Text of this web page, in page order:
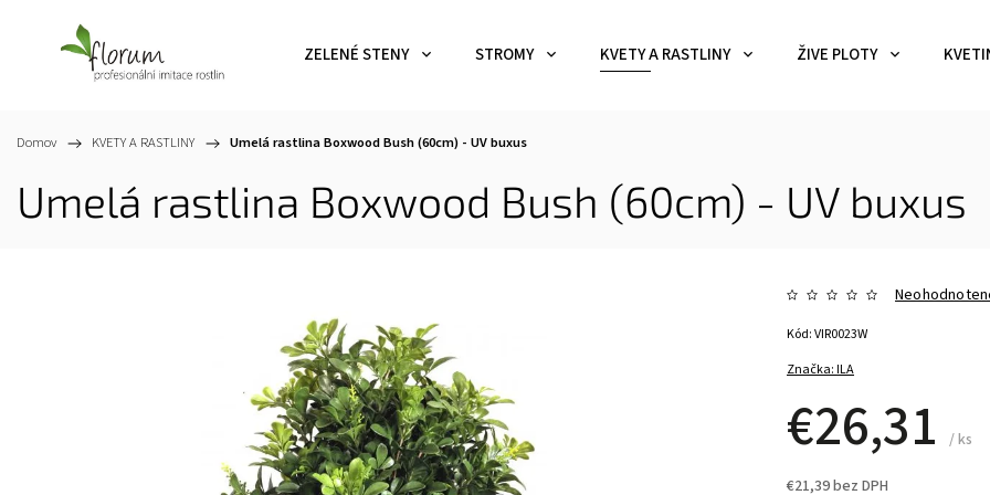
ZELENÉ STENY STROMY KVETY A RASTLINY ŽIVE PLOTY
Domov / KVETY A RASTLINY / Umelá rastlina Boxwood Bush (60cm) - UVbuxus
Umelá rastlina Boxwood Bush (60cm) - UV buxus
Značka:ILA
€26,31/ ks
€21,39 bez DPH
Kód:VIR0023W